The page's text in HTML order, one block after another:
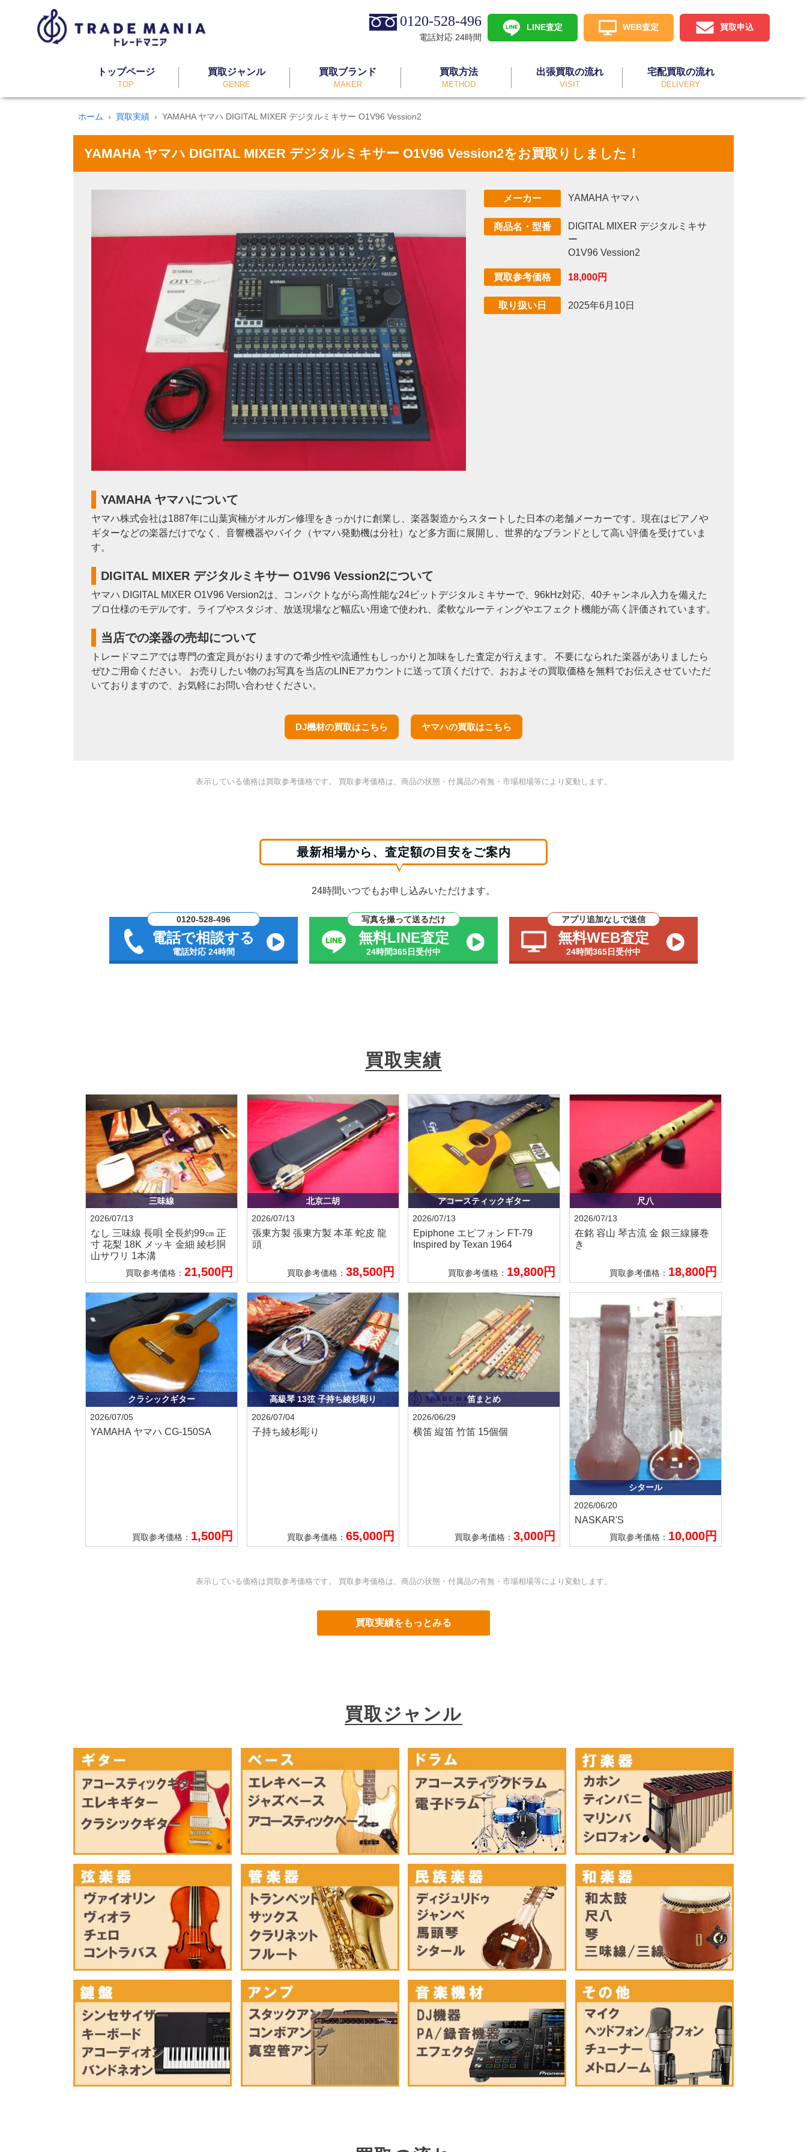
0120-528-496
電話対応 24時間
LINE査定 WEB査定 買取申込
トップページ
TOP
買取ジャンル
GENRE
買取ブランド
MAKER
買取方法
METHOD
出張買取の流れ
VISIT
宅配買取の流れ
DELIVERY
ホーム 買取実績 YAMAHA ヤマハ DIGITAL MIXER デジタルミキサー O1V96 Vession2
YAMAHA ヤマハ DIGITAL MIXER デジタルミキサー O1V96 Vession2をお買取りしました！
メーカー YAMAHA ヤマハ
商品名・型番
DIGITAL MIXER デジタルミキサ
ー
O1V96 Vession2
買取参考価格 18,000円
取り扱い日 2025年6月10日
YAMAHA ヤマハについて
ヤマハ株式会社は1887年に山葉寅楠がオルガン修理をきっかけに創業し、楽器製造からスタートした日本の老舗メーカーです。現在はピアノや
ギターなどの楽器だけでなく、音響機器やバイク（ヤマハ発動機は分社）など多方面に展開し、世界的なブランドとして高い評価を受けていま
す。
DIGITAL MIXER デジタルミキサー O1V96 Vession2について
ヤマハ DIGITAL MIXER O1V96 Version2は、コンパクトながら高性能な24ビットデジタルミキサーで、96kHz対応、40チャンネル入力を備えた
プロ仕様のモデルです。ライブやスタジオ、放送現場など幅広い用途で使われ、柔軟なルーティングやエフェクト機能が高く評価されています。
当店での楽器の売却について
トレードマニアでは専門の査定員がおりますので希少性や流通性もしっかりと加味をした査定が行えます。 不要になられた楽器がありましたら
ぜひご用命ください。 お売りしたい物のお写真を当店のLINEアカウントに送って頂くだけで、おおよその買取価格を無料でお伝えさせていただ
いておりますので、お気軽にお問い合わせください。
DJ機材の買取はこちら ヤマハの買取はこちら
表示している価格は買取参考価格です。 買取参考価格は、商品の状態・付属品の有無・市場相場等により変動します。
最新相場から、査定額の目安をご案内
24時間いつでもお申し込みいただけます。
0120-528-496
電話で相談する
電話対応 24時間
写真を撮って送るだけ
無料LINE査定
24時間365日受付中
アプリ追加なしで送信
無料WEB査定
24時間365日受付中
買取実績
三味線
2026/07/13
なし 三味線 長唄 全長約99㎝ 正
寸 花梨 18K メッキ 金細 綾杉胴
山サワリ 1本溝
買取参考価格：21,500円
北京二胡
2026/07/13
張東方製 張東方製 本革 蛇皮 龍
頭
買取参考価格： 38,500円
アコースティックギター
2026/07/13
Epiphone エピフォン FT-79
Inspired by Texan 1964
買取参考価格： 19,800円
尺八
2026/07/13
在銘 容山 琴古流 金 銀三線籐巻
き
買取参考価格： 18,800円
クラシックギター
2026/07/05
YAMAHA ヤマハ CG-150SA
買取参考価格： 1,500円
高級琴 13弦 子持ち綾杉彫り
2026/07/04
子持ち綾杉彫り
買取参考価格： 65,000円
笛まとめ
2026/06/29
横笛 縦笛 竹笛 15個個
買取参考価格：3,000円
シタール
2026/06/20
NASKAR'S
買取参考価格： 10,000円
表示している価格は買取参考価格です。 買取参考価格は、商品の状態・付属品の有無・市場相場等により変動します。
買取実績をもっとみる
買取ジャンル